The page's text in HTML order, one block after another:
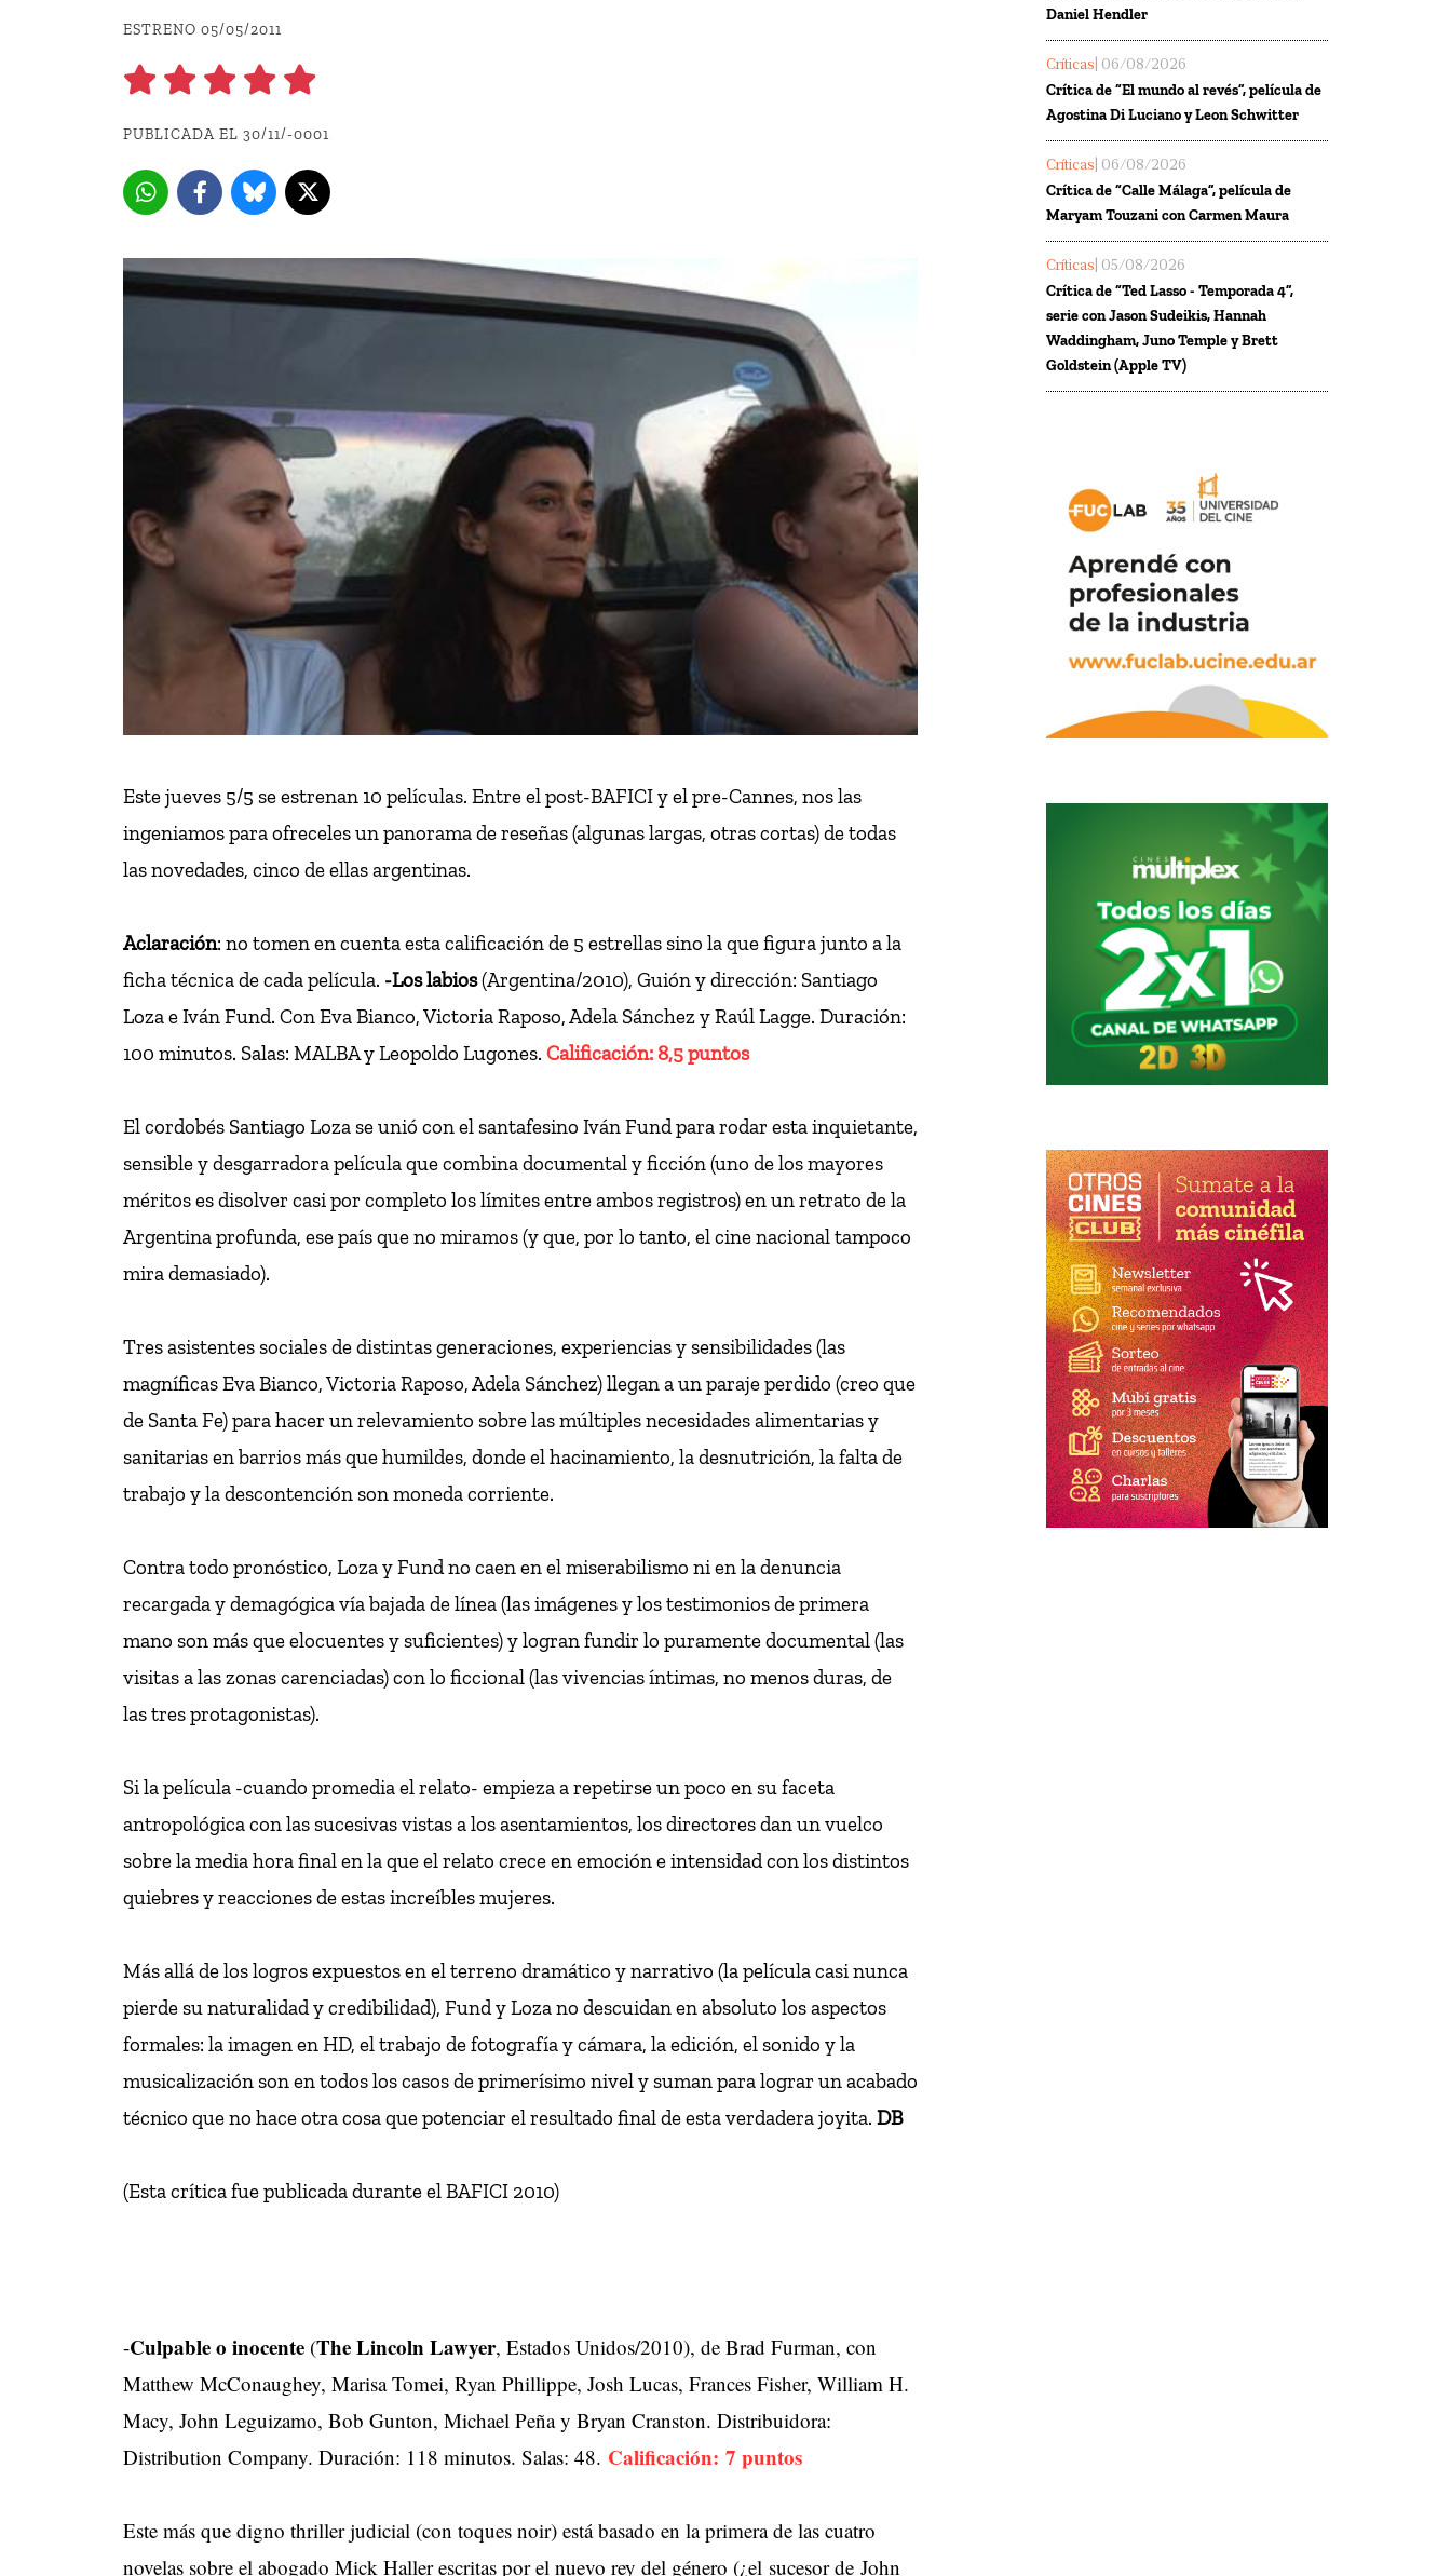
ESTRENO 05/05/2011
PUBLICADA EL 30/11/-0001
Este jueves 5/5 se estrenan 10 películas. Entre el post-BAFICI y el pre-Cannes, nos las
ingeniamos para ofreceles un panorama de reseñas (algunas largas, otras cortas) de todas
las novedades, cinco de ellas argentinas.
Aclaración: no tomen en cuenta esta calificación de 5 estrellas sino la que figura junto a la
ficha técnica de cada película. -Los labios(Argentina/2010), Guión y dirección: Santiago
Loza e Iván Fund. Con Eva Bianco, Victoria Raposo, Adela Sánchez y Raúl Lagge. Duración:
100 minutos. Salas: MALBA y Leopoldo Lugones. Calificación: 8,5 puntos
El cordobés Santiago Loza se unió con el santafesino Iván Fund para rodar esta inquietante,
sensible y desgarradora película que combina documental y ficción (uno de los mayores
méritos es disolver casi por completo los límites entre ambos registros) en un retrato de la
Argentina profunda, ese país que no miramos (y que, por lo tanto, el cine nacional tampoco
mira demasiado).
Tres asistentes sociales de distintas generaciones, experiencias y sensibilidades (las
magníficas Eva Bianco, Victoria Raposo, Adela Sánchez) llegan a un paraje perdido (creo que
de Santa Fe) para hacer un relevamiento sobre las múltiples necesidades alimentarias y
sanitarias en barrios más que humildes, donde el hacinamiento, la desnutrición, la falta de
trabajo y la descontención son moneda corriente.
Contra todo pronóstico, Loza y Fund no caen en el miserabilismo ni en la denuncia
recargada y demagógica vía bajada de línea (las imágenes y los testimonios de primera
mano son más que elocuentes y suficientes) y logran fundir lo puramente documental (las
visitas a las zonas carenciadas) con lo ficcional (las vivencias íntimas, no menos duras, de
las tres protagonistas).
Si la película -cuando promedia el relato- empieza a repetirse un poco en su faceta
antropológica con las sucesivas vistas a los asentamientos, los directores dan un vuelco
sobre la media hora final en la que el relato crece en emoción e intensidad con los distintos
quiebres y reacciones de estas increíbles mujeres.
Más allá de los logros expuestos en el terreno dramático y narrativo (la película casi nunca
pierde su naturalidad y credibilidad), Fund y Loza no descuidan en absoluto los aspectos
formales: la imagen en HD, el trabajo de fotografía y cámara, la edición, el sonido y la
musicalización son en todos los casos de primerísimo nivel y suman para lograr un acabado
técnico que no hace otra cosa que potenciar el resultado final de esta verdadera joyita. DB
(Esta crítica fue publicada durante el BAFICI 2010)
-Culpable o inocente (The Lincoln Lawyer, Estados Unidos/2010), de Brad Furman, con
Matthew McConaughey, Marisa Tomei, Ryan Phillippe, Josh Lucas, Frances Fisher, William H.
Macy, John Leguizamo, Bob Gunton, Michael Peña y Bryan Cranston. Distribuidora:
Distribution Company. Duración: 118 minutos. Salas: 48. Calificación: 7 puntos
Este más que digno thriller judicial (con toques noir) está basado en la primera de las cuatro
novelas sobre el abogado Mick Haller escritas por el nuevo rey del género (¿el sucesor de John
Daniel Hendler
Críticas | 06/08/2026
Crítica de “El mundo al revés”, película de
Agostina Di Luciano y Leon Schwitter
Críticas | 06/08/2026
Crítica de “Calle Málaga”, película de
Maryam Touzani con Carmen Maura
Críticas | 05/08/2026
Crítica de “Ted Lasso - Temporada 4”,
serie con Jason Sudeikis, Hannah
Waddingham, Juno Temple y Brett
Goldstein (Apple TV)